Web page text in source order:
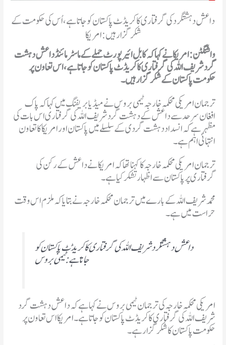
داعش دہشتگرد کی گرفتاری کا کریڈٹ پاکستان کو جاتا ہے، اُس کی حکومت کے
شکر گزار ہیں: امریکا
واشنگٹن: امریکا نے کہا کہ کابل ائیرپورٹ حملے کے ماسٹر مائنڈ داعش دہشت
گرد شریف اللہ کی گرفتاری کا کریڈٹ پاکستان کو جاتا ہے، اس تعاون پر
حکومت پاکستان کے شکر گزار ہیں۔
ترجمان امریکی محکمہ خارجہ ٹیمی بروس نے میڈیا بریفنگ میں کہا کہ پاک
افغان سرحد سے داعش کے دہشت گرد شریف اللہ کی گرفتاری اس بات کی
مظہر ہے کہ انسداد دہشت گردی کے سلسلے میں پاکستان اور امریکا کا تعاون
انتہائی اہم ہے۔
گرفتاری پر پاکستان سے اظہار تشکر کیا ہے۔
محمد شریف اللہ کے بارے میں ترجمان محکمہ خارجہ نے بتایا کہ ملزم اس وقت
حراست میں ہے۔
جاتا ہے: ٹیمی بروس
امریکی محکمہ خارجہ کی ترجمان ٹیمی بروس نے کہا ہے کہ داعش دہشت گرد
شریف اللہ کی گرفتاری کا کریڈٹ پاکستان کو جاتا ہے ۔ امریکا اس تعاون پر
حکومت پاکستان کا شکر گزار ہے۔